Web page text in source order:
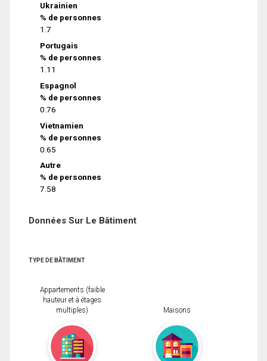
Ukrainien
% de personnes
1.7
Portugais
% de personnes
1.11
Espagnol
% de personnes
0.76
Vietnamien
% de personnes
0.65
Autre
% de personnes
7.58
Données Sur Le Bâtiment
TYPE DE BÂTIMENT
Appartements (faible
hauteur et à étages
multiples)
Maisons